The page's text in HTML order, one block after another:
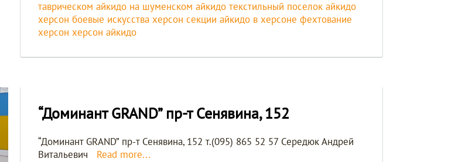
таврическом айкидо на шуменском айкидо текстильный поселок айкидо
херсон боевые искусства херсон секции айкидо в херсоне фехтование
херсон херсон айкидо
“Доминант GRAND” пр-т Сенявина, 152
“Доминант GRAND” пр-т Сенявина, 152 т.(095) 865 52 57 Середюк Андрей
Витальевич Read more...